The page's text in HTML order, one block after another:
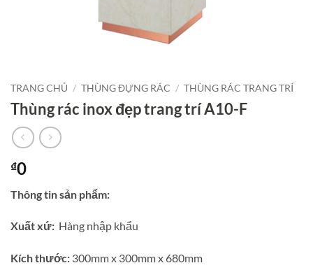
TRANG CHỦ / THÙNG ĐỰNG RÁC / THÙNG RÁC TRANG TRÍ
Thùng rác inox đẹp trang trí A10-F
₫0
Thông tin sản phẩm:
Xuất xứ: Hàng nhập khẩu
Kích thước: 300mm x 300mm x 680mm